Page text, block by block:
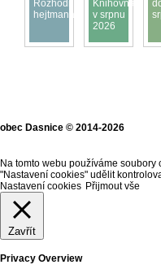
Rozhodnutí
hejtmana
Knihovna
v srpnu
2026
obec Dasnice © 2014-2026
Na tomto webu používáme
"Nastavení cookies" udělit
Nastavení cookies Přijmout vše
Zavřít
Privacy Overview